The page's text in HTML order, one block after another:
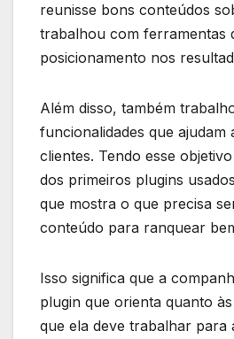
reunisse bons conteúdos
trabalhou com ferramentas
posicionamento nos
Além disso, também
funcionalidades que ajudam
clientes. Tendo esse
dos primeiros plugins
que mostra o que precisa
conteúdo para ranquear
Isso significa que a
plugin que orienta quanto
que ela deve trabalhar para